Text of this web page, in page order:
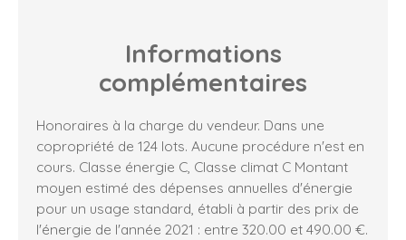
Informations
complémentaires
Honoraires à la charge du vendeur. Dans une
copropriété de 124 lots. Aucune procédure n'est en
cours. Classe énergie C, Classe climat C Montant
moyen estimé des dépenses annuelles d'énergie
pour un usage standard, établi à partir des prix de
l'énergie de l'année 2021 : entre 320.00 et 490.00 €.